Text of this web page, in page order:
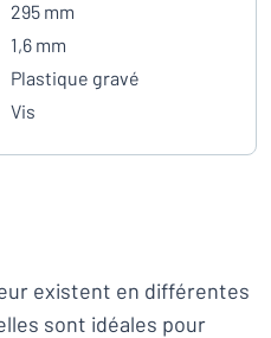
295 mm
1,6 mm
Plastique gravé
Vis
existent en différentes
sont idéales pour